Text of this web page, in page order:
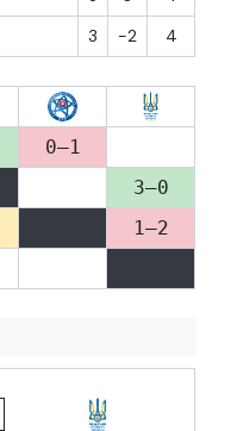
3 -2 4
0–1
3–0
1–2